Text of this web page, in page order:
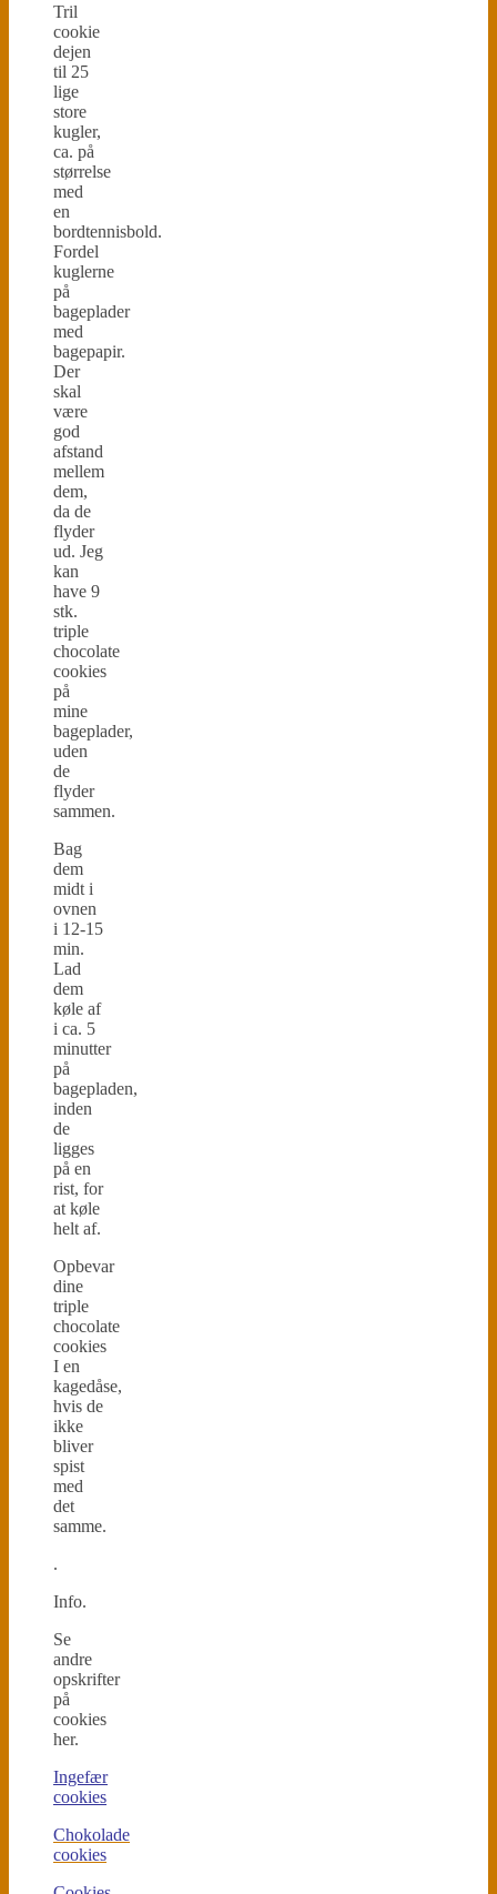
Tril
cookie
dejen
til 25
lige
store
kugler,
ca. på
størrelse
med
en
bordtennisbold.
Fordel
kuglerne
på
bageplader
med
bagepapir.
Der
skal
være
god
afstand
mellem
dem,
da de
flyder
ud. Jeg
kan
have 9
stk.
triple
chocolate
cookies
på
mine
bageplader,
uden
de
flyder
sammen.
Bag
dem
midt i
ovnen
i 12-15
min.
Lad
dem
køle af
i ca. 5
minutter
på
bagepladen,
inden
de
ligges
på en
rist, for
at køle
helt af.
Opbevar
dine
triple
chocolate
cookies
I en
kagedåse,
hvis de
ikke
bliver
spist
med
det
samme.
.
Info.
Se
andre
opskrifter
på
cookies
her.
Ingefær
cookies
Chokolade
cookies